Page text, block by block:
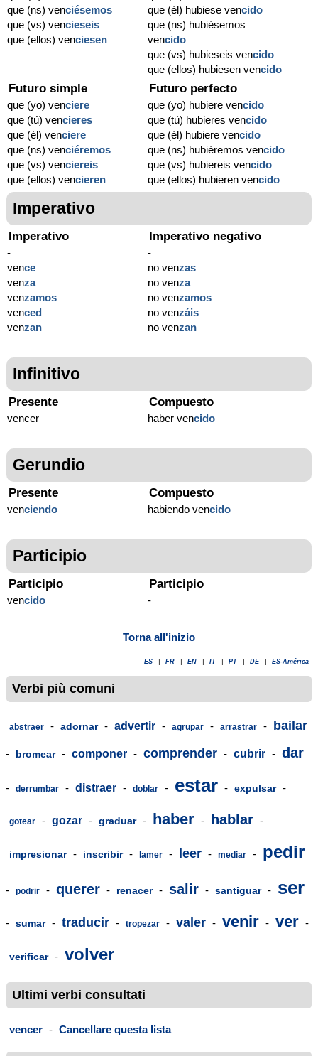
que (ns) venciésemos
que (vs) vencieseis
que (ellos) venciesen
que (él) hubiese vencido
que (ns) hubiésemos
vencido
que (vs) hubieseis vencido
que (ellos) hubiesen vencido
Futuro simple
que (yo) venciere
que (tú) vencieres
que (él) venciere
que (ns) venciéremos
que (vs) venciereis
que (ellos) vencieren
Futuro perfecto
que (yo) hubiere vencido
que (tú) hubieres vencido
que (él) hubiere vencido
que (ns) hubiéremos vencido
que (vs) hubiereis vencido
que (ellos) hubieren vencido
Imperativo
Imperativo
-
vence
venza
venzamos
venced
venzan
Imperativo negativo
-
no venzas
no venza
no venzamos
no venzáis
no venzan
Infinitivo
Presente
vencer
Compuesto
haber vencido
Gerundio
Presente
venciendo
Compuesto
habiendo vencido
Participio
Participio
vencido
Participio
-
Torna all'inizio
ES FR EN IT PT DE ES-América
Verbi più comuni
abstraer - adornar - advertir - agrupar - arrastrar - bailar
- bromear - componer - comprender - cubrir - dar
- derrumbar - distraer - doblar - estar - expulsar -
gotear - gozar - graduar - haber - hablar -
impresionar - inscribir - lamer - leer - mediar - pedir
- podrir - querer - renacer - salir - santiguar - ser
- sumar - traducir - tropezar - valer - venir - ver -
verificar - volver
Ultimi verbi consultati
vencer - Cancellare questa lista